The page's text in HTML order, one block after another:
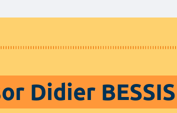
Didier BESSIS